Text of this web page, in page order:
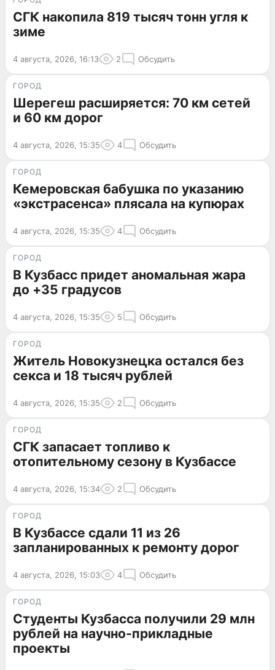
СГК накопила 819 тысяч тонн угля к
зиме
4 августа, 2026, 16:13 2 Обсудить
ГОРОД
Шерегеш расширяется: 70 км сетей
и 60 км дорог
4 августа, 2026, 15:35 4 Обсудить
ГОРОД
Кемеровская бабушка по указанию
«экстрасенса» плясала на купюрах
4 августа, 2026, 15:35 4 Обсудить
ГОРОД
В Кузбасс придет аномальная жара
до +35 градусов
4 августа, 2026, 15:35 5 Обсудить
ГОРОД
Житель Новокузнецка остался без
секса и 18 тысяч рублей
4 августа, 2026, 15:35 2 Обсудить
ГОРОД
СГК запасает топливо к
отопительному сезону в Кузбассе
4 августа, 2026, 15:34 2 Обсудить
ГОРОД
В Кузбассе сдали 11 из 26
запланированных к ремонту дорог
4 августа, 2026, 15:03 4 Обсудить
ГОРОД
Студенты Кузбасса получили 29 млн
рублей на научно-прикладные
проекты